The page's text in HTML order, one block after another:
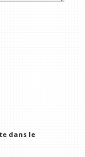
dans le